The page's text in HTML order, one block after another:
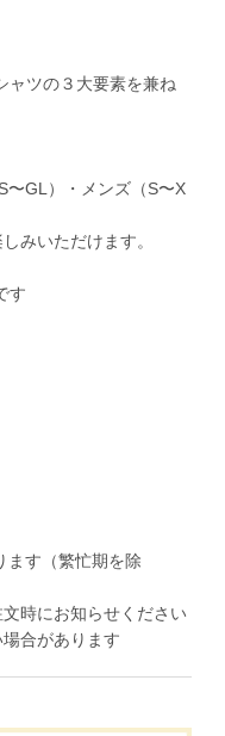
ャツの３大要素を兼ね
〜GL）・メンズ（S〜X
みいただけます。
す
ます（繁忙期を除
時にお知らせください
合があります